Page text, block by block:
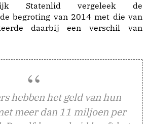
Statenlid vergeleek de
begroting van 2014 met die van
daarbij een verschil van
hebben het geld van hun
meer dan 11 miljoen per